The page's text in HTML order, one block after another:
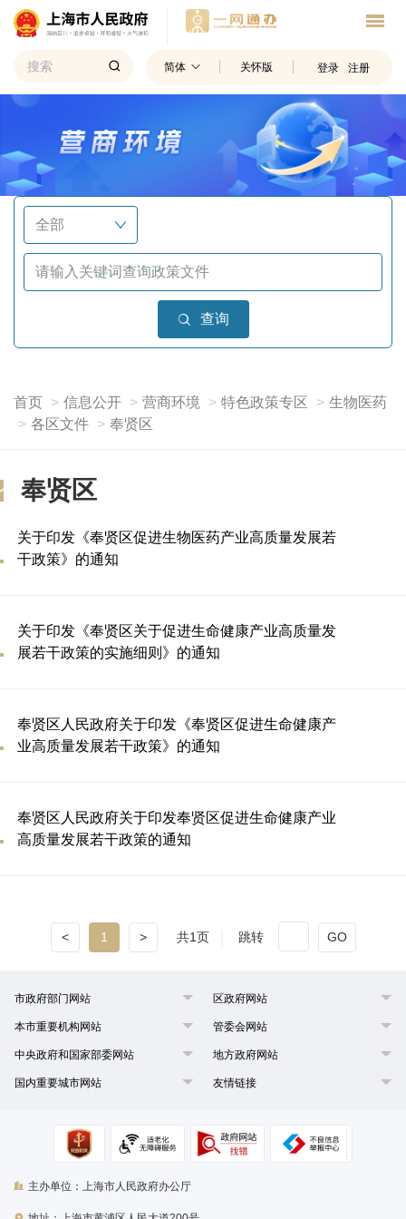
简体 关怀版 登录 注册
查询
首页 信息公开 营商环境 特色政策专区
生物医药
各区文件
奉贤区
奉贤区
关于印发《奉贤区促进生物医药产业高质量发展若
干政策》的通知
关于印发《奉贤区关于促进生命健康产业高质量发
展若干政策的实施细则》的通知
奉贤区人民政府关于印发《奉贤区促进生命健康产
业高质量发展若干政策》的通知
奉贤区人民政府关于印发奉贤区促进生命健康产业
高质量发展若干政策的通知
< 1 > 共1页 跳转 GO
市政府部门网站 区政府网站
本市重要机构网站 管委会网站
中央政府和国家部委网站 地方政府网站
国内重要城市网站 友情链接
主办单位：上海市人民政府办公厅